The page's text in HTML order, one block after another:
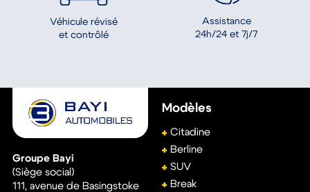
Véhicule révisé
et contrôlé
Assistance
24h/24 et 7j/7
Groupe Bayi
(Siège social)
111, avenue de Basingstoke
Modèles
Citadine
Berline
SUV
Break